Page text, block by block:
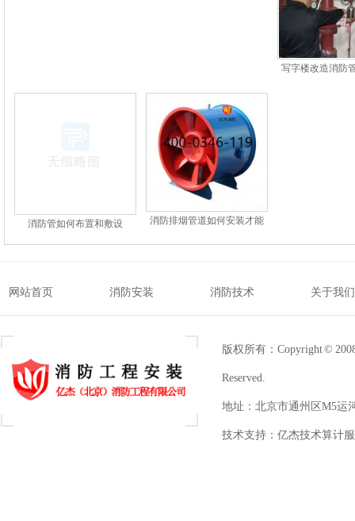
写字楼改造消防
消防管如何布置和敷设
消防排烟管道如何安装才能
网站首页 消防安装 消防技术 关于我们
版权所有：Copyright ©
Reserved.
地址：北京市通州区M5运
技术支持： 亿杰技术算计